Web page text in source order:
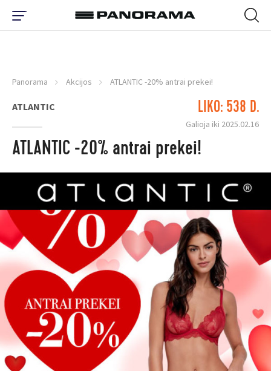
Panorama Akcijos ATLANTIC -20% antrai prekei!
ATLANTIC LIKO: 538 D.
Galioja iki 2025.02.16
ATLANTIC -20% antrai prekei!